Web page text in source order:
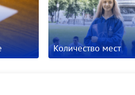
Количество мест